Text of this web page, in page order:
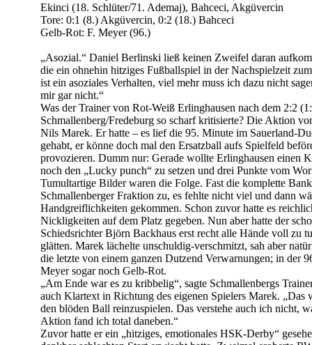
Ekinci (18. Schlüter/71. Ademaj), Bahceci, Akgüvercin
Tore: 0:1 (8.) Akgüvercin, 0:2 (18.) Bahceci
Gelb-Rot: F. Meyer (96.)
„Asozial.“ Daniel Berlinski ließ keinen Zweifel daran
die ein ohnehin hitziges Fußballspiel in der Nachspielzeit
ist ein asoziales Verhalten, viel mehr muss ich dazu nicht
mir gar nicht.“
Was der Trainer von Rot-Weiß Erlinghausen nach dem 2:2
Schmallenberg/Fredeburg so scharf kritisierte? Die Aktion
Nils Marek. Er hatte – es lief die 95. Minute im Sauerland-
gehabt, er könne doch mal den Ersatzball aufs Spielfeld
provozieren. Dumm nur: Gerade wollte Erlinghausen einen
noch den „Lucky punch“ zu setzen und drei Punkte vom
Tumultartige Bilder waren die Folge. Fast die komplette
Schmallenberger Fraktion zu, es fehlte nicht viel und dann
Handgreiflichkeiten gekommen. Schon zuvor hatte es
Nickligkeiten auf dem Platz gegeben. Nun aber hatte der
Schiedsrichter Björn Backhaus erst recht alle Hände voll zu
glätten. Marek lächelte unschuldig-verschmitzt, sah aber
die letzte von einem ganzen Dutzend Verwarnungen; in der
Meyer sogar noch Gelb-Rot.
„Am Ende war es zu kribbelig“, sagte Schmallenbergs
auch Klartext in Richtung des eigenen Spielers Marek. „Das
den blöden Ball reinzuspielen. Das verstehe auch ich nicht,
Aktion fand ich total daneben.“
Zuvor hatte er ein „hitziges, emotionales HSK-Derby“